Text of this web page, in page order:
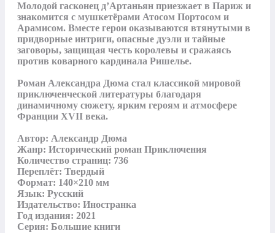
Молодой гасконец д’Артаньян приезжает в Париж и
знакомится с мушкетёрами Атосом Портосом и
Арамисом. Вместе герои оказываются втянутыми в
придворные интриги, опасные дуэли и тайные
заговоры, защищая честь королевы и сражаясь
против коварного кардинала Ришелье.
Роман Александра Дюма стал классикой мировой
приключенческой литературы благодаря
динамичному сюжету, ярким героям и атмосфере
Франции XVII века.
Автор: Александр Дюма
Жанр: Исторический роман Приключения
Количество страниц: 736
Переплёт: Твердый
Формат: 140×210 мм
Язык: Русский
Издательство: Иностранка
Год издания: 2021
Серия: Большие книги